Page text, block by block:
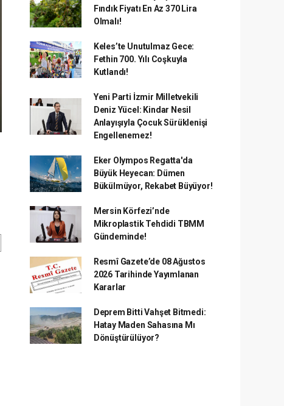
Fındık Fiyatı En Az 370 Lira
Olmalı!
Keles’te Unutulmaz Gece:
Fethin 700. Yılı Coşkuyla
Kutlandı!
Yeni Parti İzmir Milletvekili
Deniz Yücel: Kindar Nesil
Anlayışıyla Çocuk Sürüklenişi
Engellenemez!
Eker Olympos Regatta'da
Büyük Heyecan: Dümen
Bükülmüyor, Rekabet Büyüyor!
Mersin Körfezi’nde
Mikroplastik Tehdidi TBMM
Gündeminde!
Resmî Gazete’de 08 Ağustos
2026 Tarihinde Yayımlanan
Kararlar
Deprem Bitti Vahşet Bitmedi:
Hatay Maden Sahasına Mı
Dönüştürülüyor?